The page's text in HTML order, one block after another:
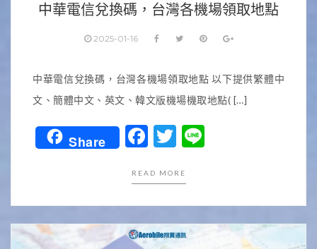
中華電信兌換碼，台灣各機場領取地點
2025-01-16
中華電信兌換碼，台灣各機場領取地點 以下提供繁體中
文、簡體中文、英文、韓文版機場機取地點( […]
Share Facebook
Twitter
Line
READ MORE